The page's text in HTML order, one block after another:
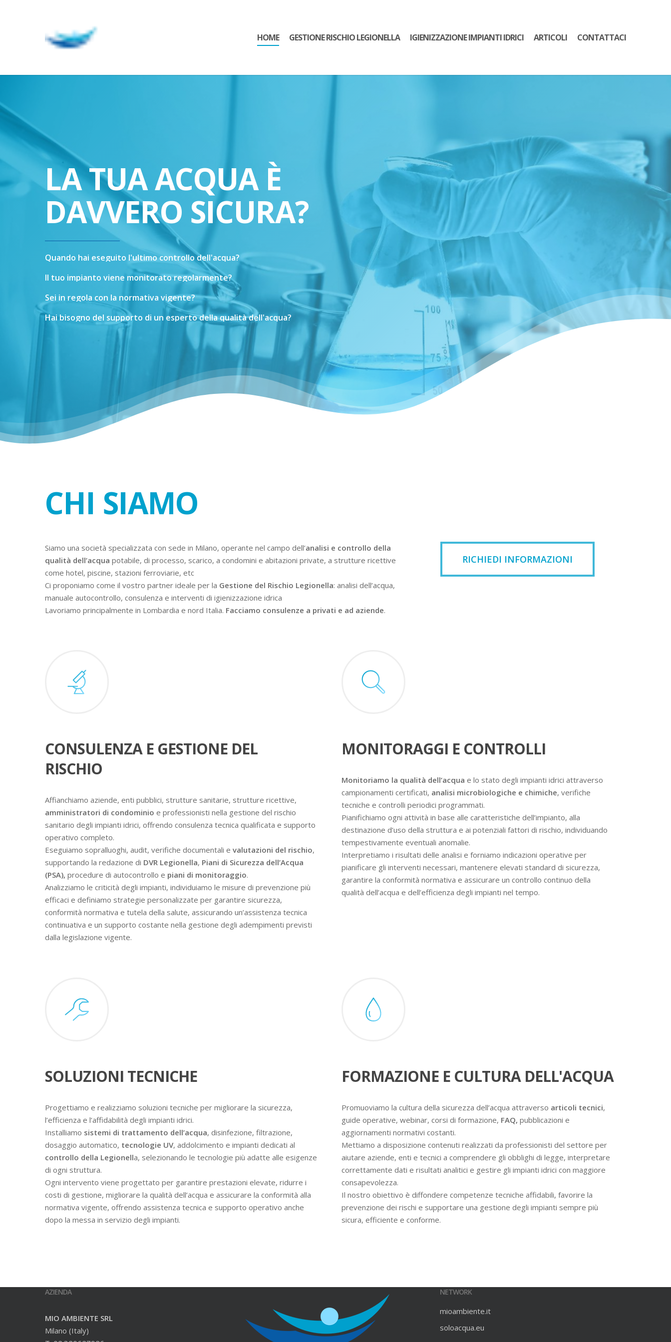
HOME GESTIONE RISCHIO LEGIONELLA IGIENIZZAZIONE IMPIANTI IDRICI ARTICOLI CONTATTACI
LA TUA ACQUA È
DAVVERO SICURA?
Quando hai eseguito l'ultimo controllo dell'acqua?
Il tuo impianto viene monitoratoregolarmente?
Sei in regola con la normativa vigente?
Hai bisogno del supporto di un espertodellaqualitàdell'acqua?
CHI SIAMO
Siamo una società specializzata con sede in Milano, operante nel campo dell’analisi e controllo della
qualità dell’acquapotabile, di processo, scarico, a condomini e abitazioni private, a strutture ricettive
come hotel, piscine, stazioni ferroviarie, etc
Ci proponiamo come il vostro partner ideale per la Gestione del Rischio Legionella: analisi dell’acqua,
manuale autocontrollo, consulenza e interventi di igienizzazione idrica
Lavoriamo principalmente in Lombardia e nord Italia. Facciamo consulenze a privati e ad aziende.
RICHIEDI INFORMAZIONI
CONSULENZA E GESTIONE DEL
RISCHIO
Affianchiamo aziende, enti pubblici, strutture sanitarie, strutture ricettive,
amministratori di condominio e professionisti nella gestione del rischio
sanitario degli impianti idrici, offrendo consulenza tecnica qualificata e supporto
operativo completo.
Eseguiamo sopralluoghi, audit, verifiche documentali evalutazioni del rischio,
supportando la redazione di DVR Legionella, Piani di Sicurezza dell’Acqua
(PSA), procedure di autocontrollo e piani di monitoraggio.
Analizziamo le criticità degli impianti, individuiamo le misure di prevenzione più
efficaci e definiamo strategie personalizzate per garantire sicurezza,
conformità normativa e tutela della salute, assicurando un’assistenza tecnica
continuativa e un supporto costante nella gestione degli adempimenti previsti
dalla legislazione vigente.
MONITORAGGI E CONTROLLI
Monitoriamo la qualità dell’acqua e lo stato degli impianti idrici attraverso
campionamenti certificati, analisi microbiologiche e chimiche, verifiche
tecniche e controlli periodici programmati.
Pianifichiamo ogni attività in base alle caratteristiche dell’impianto, alla
destinazione d’uso della struttura e ai potenziali fattori di rischio, individuando
tempestivamente eventuali anomalie.
Interpretiamo i risultati delle analisi e forniamo indicazioni operative per
pianificare gli interventi necessari, mantenere elevati standard di sicurezza,
garantire la conformità normativa e assicurare un controllo continuo della
qualità dell’acqua e dell’efficienza degli impianti nel tempo.
SOLUZIONI TECNICHE
Progettiamo e realizziamo soluzioni tecniche per migliorare la sicurezza,
l’efficienza e l’affidabilità degli impianti idrici.
Installiamo sistemi di trattamento dell’acqua, disinfezione, filtrazione,
dosaggio automatico, tecnologie UV, addolcimento e impianti dedicati al
controllo della Legionella, selezionando le tecnologie più adatte alle esigenze
di ogni struttura.
Ogni intervento viene progettato per garantire prestazioni elevate, ridurre i
costi di gestione, migliorare la qualità dell’acqua e assicurare la conformità alla
normativa vigente, offrendo assistenza tecnica e supporto operativo anche
dopo la messa in servizio degli impianti.
FORMAZIONE E CULTURA DELL'ACQUA
Promuoviamo la cultura della sicurezza dell’acqua attraverso articoli tecnici,
guide operative, webinar, corsi di formazione, FAQ, pubblicazioni e
aggiornamenti normativi costanti.
Mettiamo a disposizione contenuti realizzati da professionisti del settore per
aiutare aziende, enti e tecnici a comprendere gli obblighi di legge, interpretare
correttamente dati e risultati analitici e gestire gli impianti idrici con maggiore
consapevolezza.
Il nostro obiettivo è diffondere competenze tecniche affidabili, favorire la
prevenzione dei rischi e supportare una gestione degli impianti sempre più
sicura, efficiente e conforme.
AZIENDA
MIO AMBIENTE SRL
Milano (Italy)
NETWORK
mioambiente.it
soloacqua.eu